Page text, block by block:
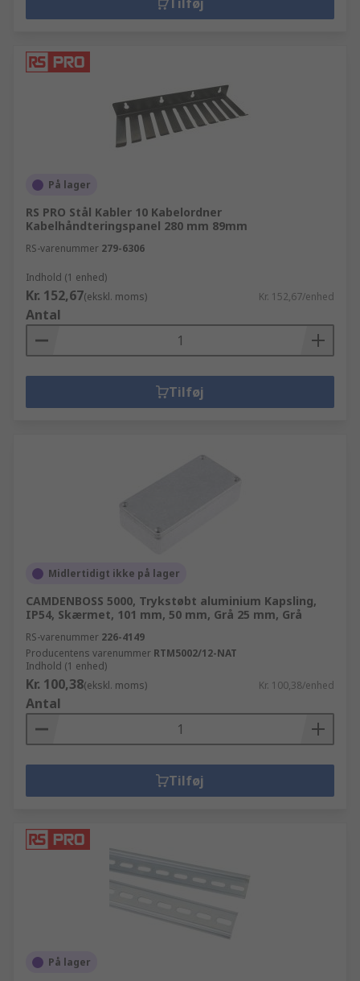
På lager
RS PRO Stål Kabler 10 Kabelordner
Kabelhåndteringspanel 280 mm 89mm
RS-varenummer 279-6306
Indhold (1 enhed)
Kr. 152,67(ekskl. moms) Kr. 152,67/enhed
Antal
Tilføj
Midlertidigt ikke på lager
CAMDENBOSS 5000, Trykstøbt aluminium Kapsling,
IP54, Skærmet, 101 mm, 50 mm, Grå 25 mm, Grå
RS-varenummer 226-4149
Producentens varenummer RTM5002/12-NAT
Indhold (1 enhed)
Kr. 100,38(ekskl. moms) Kr. 100,38/enhed
Antal
Tilføj
På lager